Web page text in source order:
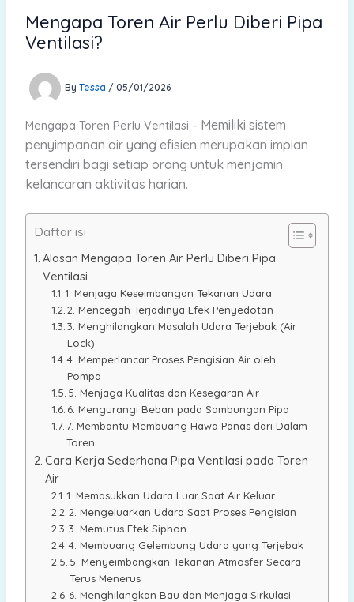
Mengapa Toren Air Perlu Diberi Pipa
Ventilasi?
By Tessa / 05/01/2026
Mengapa Toren Perlu Ventilasi – Memiliki sistem
penyimpanan air yang efisien merupakan impian
tersendiri bagi setiap orang untuk menjamin
kelancaran aktivitas harian.
Daftar isi
Alasan Mengapa Toren Air Perlu Diberi Pipa
Ventilasi
1. Menjaga Keseimbangan Tekanan Udara
2. Mencegah Terjadinya Efek Penyedotan
3. Menghilangkan Masalah Udara Terjebak (Air
Lock)
4. Memperlancar Proses Pengisian Air oleh
Pompa
5. Menjaga Kualitas dan Kesegaran Air
6. Mengurangi Beban pada Sambungan Pipa
7. Membantu Membuang Hawa Panas dari Dalam
Toren
Cara Kerja Sederhana Pipa Ventilasi pada Toren
Air
1. Memasukkan Udara Luar Saat Air Keluar
2. Mengeluarkan Udara Saat Proses Pengisian
3. Memutus Efek Siphon
4. Membuang Gelembung Udara yang Terjebak
5. Menyeimbangkan Tekanan Atmosfer Secara
Terus Menerus
6. Menghilangkan Bau dan Menjaga Sirkulasi